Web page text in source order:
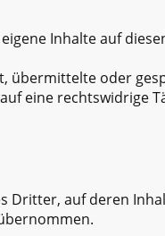
Inhalte auf
übermittelte oder
eine rechtswidrige
Dritter, auf deren